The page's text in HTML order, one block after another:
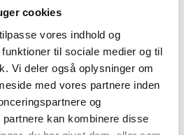
cookies
vores indhold og
til sociale medier og til
Vi deler også oplysninger om
med vores partnere inden
og
kan kombinere disse
neglelak, Farve 261, 14 ml.